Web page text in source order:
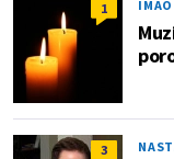
1
3